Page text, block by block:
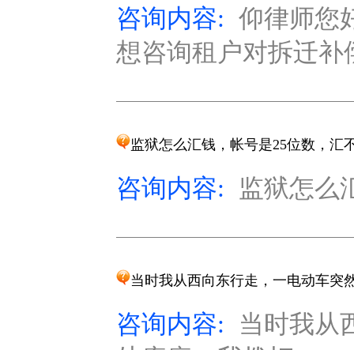
咨询内容: 仰律师您
想咨询租户对拆迁补
监狱怎么汇钱，帐号是25位数，汇
咨询内容: 监狱怎么
当时我从西向东行走，一电动车突
咨询内容:
当时我从